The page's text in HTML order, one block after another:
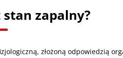
stan zapalny?
złożoną odpowiedzią